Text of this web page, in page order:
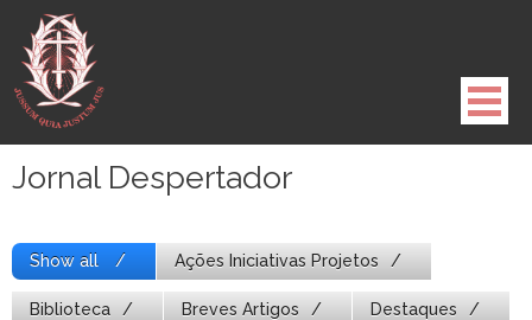
para
conteúdo
Jornal Despertador
Show all Ações Iniciativas Projetos
Biblioteca Breves Artigos Destaques